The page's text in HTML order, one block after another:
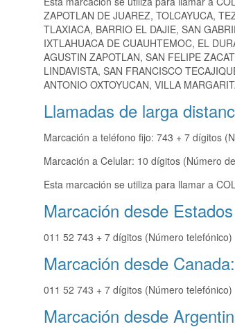
ZAPOTLAN DE JUAREZ, TOLCAYUCA,
TLAXIACA, BARRIO EL DAJIE, SAN
IXTLAHUACA DE CUAUHTEMOC, EL
AGUSTIN ZAPOTLAN, SAN FELIPE
LINDAVISTA, SAN FRANCISCO
ANTONIO OXTOYUCAN, VILLA
Llamadas de larga
Marcación a teléfono fijo: 743 + 7 dígitos
Marcación a Celular: 10 dígitos (Número
Esta marcación se utiliza para llamar a
Marcación desde
011 52 743 + 7 dígitos (Número telefónico)
Marcación desde Canada:
011 52 743 + 7 dígitos (Número telefónico)
Marcación desde